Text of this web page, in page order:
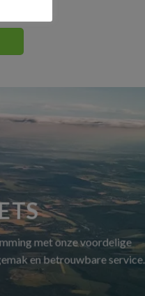
met onze voordelige
en betrouwbare service.